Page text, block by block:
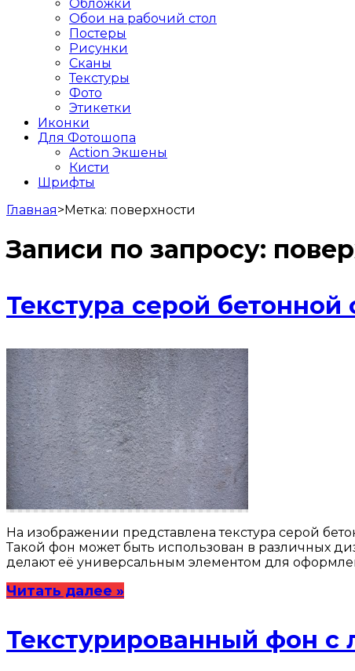
Обложки
Обои на рабочий стол
Постеры
Рисунки
Сканы
Текстуры
Фото
Этикетки
Иконки
Для Фотошопа
Action Экшены
Кисти
Шрифты
Главная>Метка: поверхности
Записи по запросу:
Текстура серой бетонной
На изображении представлена текстура серой
Такой фон может быть использован в различных
делают её универсальным элементом для
Читать далее »
Текстурированный фон с